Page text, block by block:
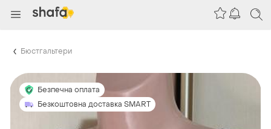
Бюстгальтери
Безпечна оплата
Безкоштовна доставка SMART